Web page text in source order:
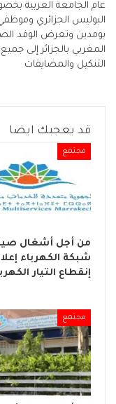
عام الجامعة العربية
البوليس الجزائري
بومدين وتعرض الوفد
المغربي بالجزائر إلى جميع
التنكيل والمضايقات
قد يعجبك ايضا
مجتمع
من أجل أشغال
شبكة الكهرباء
إنقطاع التيار
مجتمع